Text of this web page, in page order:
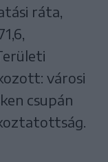
ráta,
városi
csupán